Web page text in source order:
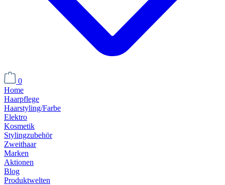
0
Home
Haarpflege
Haarstyling/Farbe
Elektro
Kosmetik
Stylingzubehör
Zweithaar
Marken
Aktionen
Blog
Produktwelten